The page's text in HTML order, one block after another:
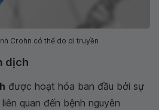
Crohn có thể do di truyền
dịch
được hoạt hóa ban đầu bởi sự
quan đến bệnh nguyên